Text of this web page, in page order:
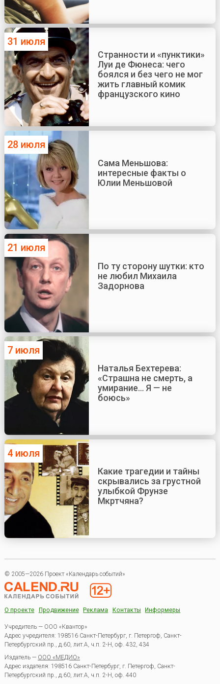
31 июля
Странности и «пунктики»
Луи де Фюнеса: чего
боялся и без чего не мог
жить главный комик
французского кино
28 июля
Сама Меньшова:
интересные факты о
Юлии Меньшовой
21 июля
По ту сторону шутки: кто
не любил Михаила
Задорнова
7 июля
Наталья Бехтерева:
«Страшна не смерть, а
умирание... Я — не
боюсь»
4 июля
Какие трагедии и тайны
скрывались за грустной
улыбкой Фрунзе
Мкртчяна?
© 2005—2026 Проект «Календарь событий»
О проекте Продвижение Реклама Контакты Информеры
Учредитель — ООО «Квантор»
Адрес учредителя: 198516 Санкт-Петербург, г. Петергоф, Санкт-
Петербургский пр., д.60, лит.А, ч.п. 2-Н, оф. 432, 434
Издатель — ООО «МЕДИО»
Адрес издателя: 198516 Санкт-Петербург, г. Петергоф, Санкт-
Петербургский пр., д.60, лит.А, ч.п. 2-Н, оф. 440